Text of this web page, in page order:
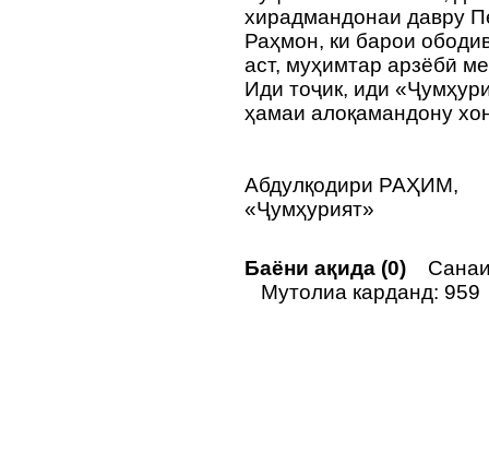
хирадмандонаи давру
Раҳмон, ки барои
аст, муҳимтар арзёбӣ
Иди тоҷик, иди
ҳамаи алоқамандону
Абдулқодири РАҲИМ,
«Ҷумҳурият»
Баёни ақида (0)
Мутолиа карданд: 959